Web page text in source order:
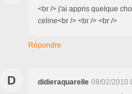
<br /> j'ai appris quelque
celine<br /> <br /> <br />
Répondre
D didieraquarelle 08/02/2010